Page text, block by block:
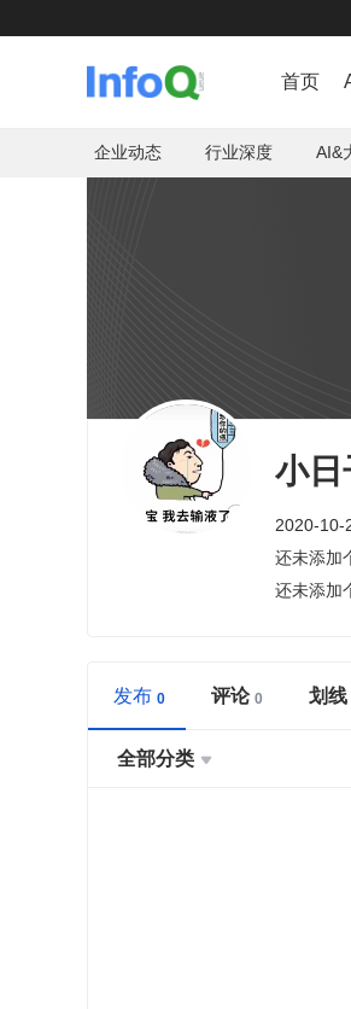
首页
企业动态 行业深度 AI&
小日
2020-10-
还未添加
还未添加
发布 评论 划线
全部分类 